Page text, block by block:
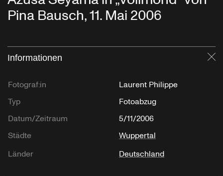
Pina Bausch, 11. Mai 2006
Informationen
Fotograf:in
Laurent Philippe
Typ
Fotoabzug
Datum/Zeitraum
5/11/2006
Städte
Wuppertal
Länder
Deutschland